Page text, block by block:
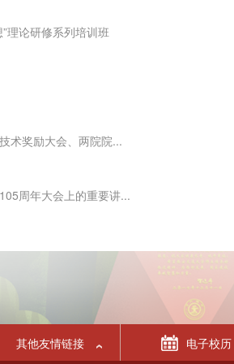
理论研修系列培训班
术奖励大会、两院院...
周年大会上的重要讲...
其他友情链接 电子校历